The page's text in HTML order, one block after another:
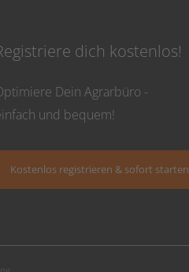
dich kostenlos!
Dein Agrarbüro -
und bequem!
Kostenlos registrieren & sofort starten